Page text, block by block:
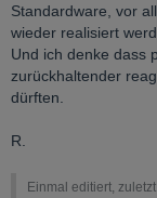
Standardware, vor
wieder realisiert
Und ich denke dass
zurückhaltender
dürften.
R.
Einmal editiert,